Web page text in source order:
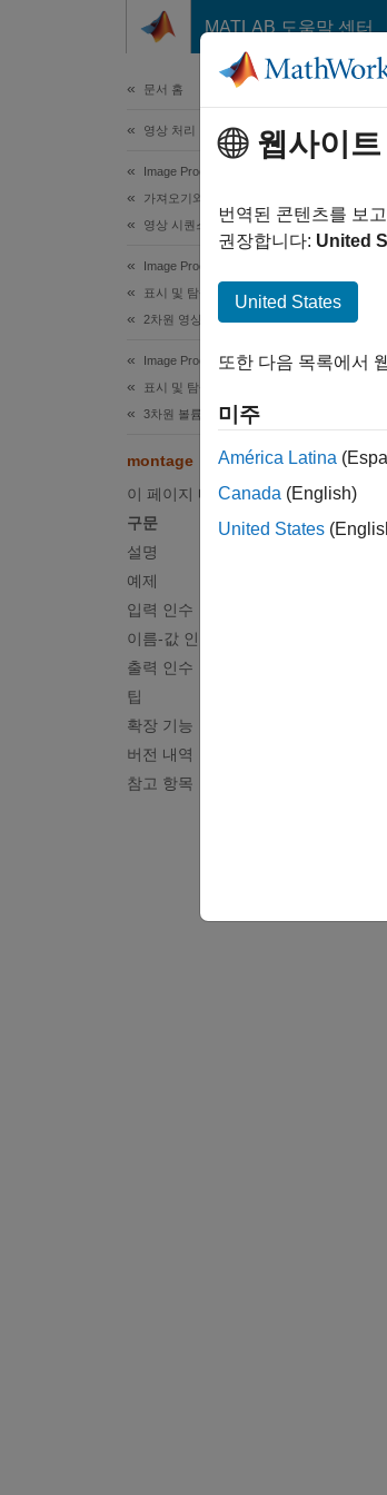
MATLAB 도움말 센터
문서 홈
영상 처리 및 컴퓨터 비전
Image Processing Toolbox
가져오기와 내보내기 및 변환
영상 시퀀스와 일괄 처리
Image Processing Toolbox
표시 및 탐색
2차원 영상 표시하기
Image Processing Toolbox
표시 및 탐색
3차원 볼륨 영상 표시하기
montage
이 페이지 내용
구문
설명
예제
입력 인수
이름-값 인수
출력 인수
팁
확장 기능
버전 내역
참고 항목
웹사이
번역된 콘텐츠를 보
권장합니다: United
United States
또한 다음 목록에서
미주
América Latina
Canada (English)
United States